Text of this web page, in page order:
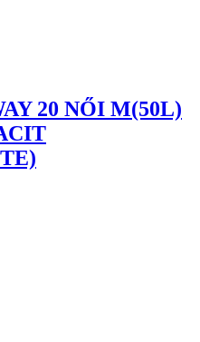
20 NŐI M(50L)